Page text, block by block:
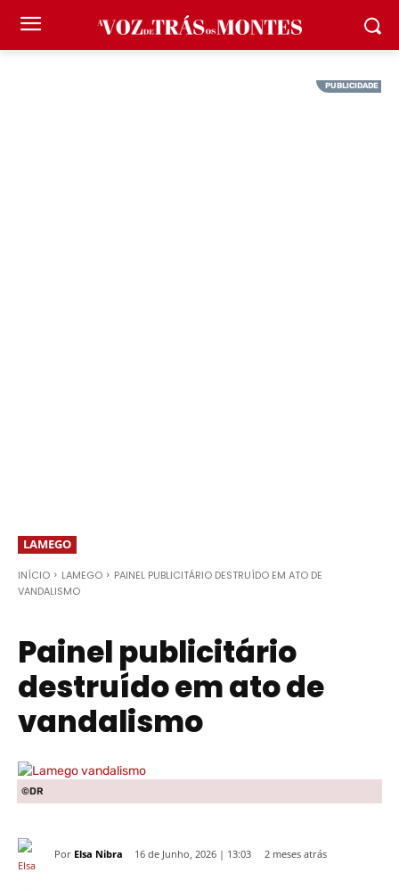
LAMEGO
INÍCIO LAMEGO
PAINEL PUBLICITÁRIO DESTRUÍDO EM ATO DE
VANDALISMO
Painel publicitário
destruído em ato de
vandalismo
©DR
Por Elsa Nibra 16 de Junho, 2026 | 13:03 2 meses atrás